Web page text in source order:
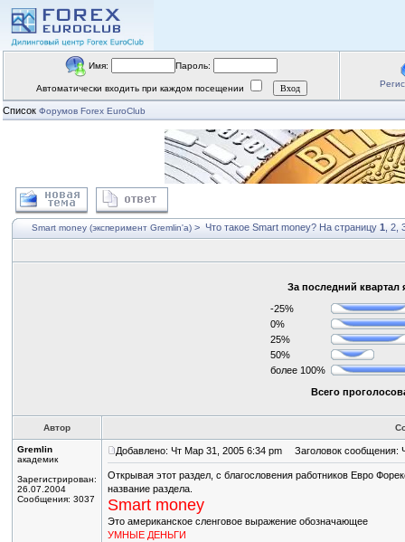
Имя: Пароль:
Автоматически входить при каждом посещении
Список Форумов Forex EuroClub
Smart money (эксперимент Gremlin'a) > Что такое Smart money? На страницу 1 2
За последний квартал
-25%
0%
25%
50%
более 100%
Всего
Автор
Gremlin
академик
Зарегистрирован:
26.07.2004
Сообщения: 3037
Добавлено: Чт Мар 31, 2005 6:34 pm Заголовок сообщения:
Открывая этот раздел, с благословения работников Евро
название раздела.
Smart money
Это американское сленговое выражение обозначающее
УМНЫЕ ДЕНЬГИ